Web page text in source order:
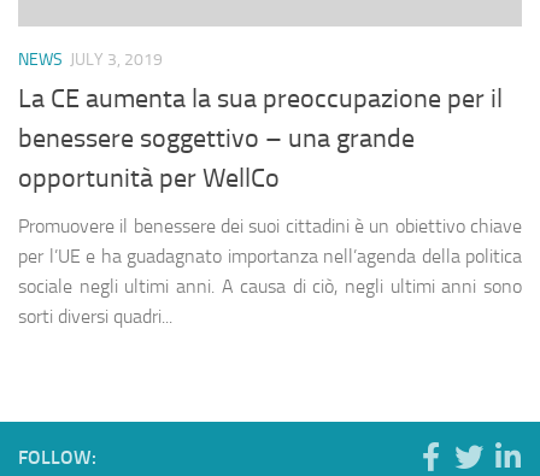
NEWS JULY 3, 2019
La CE aumenta la sua preoccupazione per il
benessere soggettivo – una grande
opportunità per WellCo
Promuovere il benessere dei suoi cittadini è un obiettivo chiave
per l’UE e ha guadagnato importanza nell’agenda della politica
sociale negli ultimi anni. A causa di ciò, negli ultimi anni sono
sorti diversi quadri...
FOLLOW: